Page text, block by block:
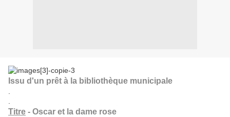
Issu d'un prêt à la bibliothèque municipale
Titre - Oscar et la dame rose